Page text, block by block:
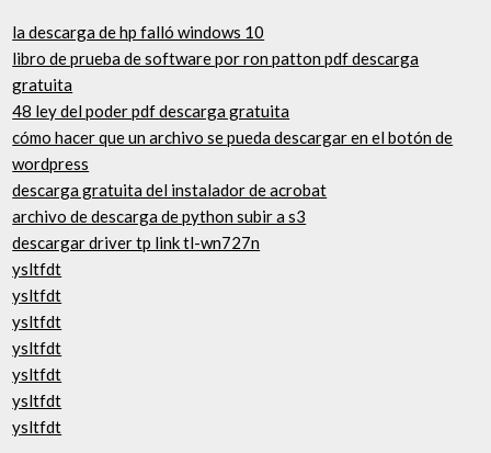
la descarga de hp falló windows 10
libro de prueba de software por ron patton pdf descarga
gratuita
48 ley del poder pdf descarga gratuita
cómo hacer que un archivo se pueda descargar en el botón de
wordpress
descarga gratuita del instalador de acrobat
archivo de descarga de python subir a s3
descargar driver tp link tl-wn727n
ysltfdt
ysltfdt
ysltfdt
ysltfdt
ysltfdt
ysltfdt
ysltfdt